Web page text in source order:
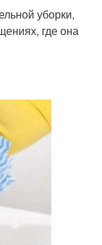
уборки,
где она